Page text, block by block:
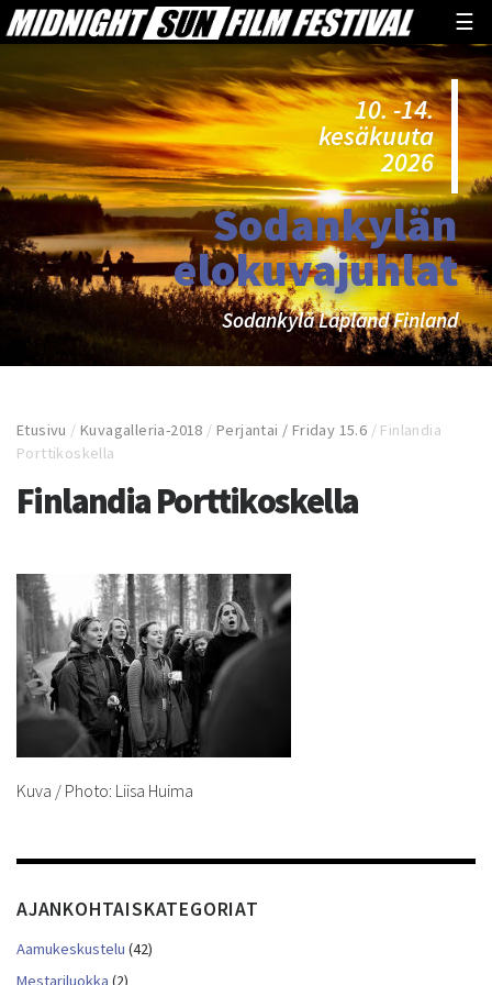
☰
10. -14.
kesäkuuta
2026
Sodankylän
elokuvajuhlat
Sodankylä Lapland Finland
Etusivu /Kuvagalleria-2018 /Perjantai / Friday 15.6 / Finlandia
Porttikoskella
Finlandia Porttikoskella
Kuva / Photo: Liisa Huima
AJANKOHTAISKATEGORIAT
Aamukeskustelu (42)
Mestariluokka (2)